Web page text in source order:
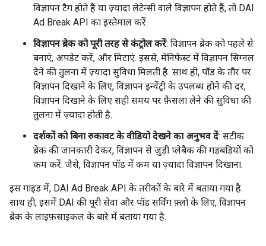
विज्ञापन टैग होते हैं या ज़्यादा लेटेन्सी वाले विज्ञापन होते हैं, तो DAI
Ad Break API का इस्तेमाल करें.
विज्ञापन ब्रेक को पूरी तरह से कंट्रोल करें: विज्ञापन ब्रेक को पहले से
बनाएं, अपडेट करें, और मिटाएं. इससे, मेनिफ़ेस्ट में विज्ञापन सिग्नल
देने की तुलना में ज़्यादा सुविधा मिलती है. साथ ही, पॉड के तौर पर
विज्ञापन दिखाने के लिए, विज्ञापन इन्वेंट्री के उपलब्ध होने की दर,
विज्ञापन दिखाने के लिए सही समय पर फ़ैसला लेने की सुविधा की
तुलना में ज़्यादा होती है.
दर्शकों को बिना रुकावट के वीडियो देखने का अनुभव दें: सटीक
ब्रेक की जानकारी देकर, विज्ञापन से जुड़ी प्लेबैक की गड़बड़ियों को
कम करें. जैसे, विज्ञापन पॉड में कम या ज़्यादा विज्ञापन दिखाना.
इस गाइड में, DAI Ad Break API के तरीकों के बारे में बताया गया है.
साथ ही, इसमें DAI की पूरी सेवा और पॉड सर्विंग फ़्लो के लिए, विज्ञापन
ब्रेक के लाइफ़साइकल के बारे में बताया गया है.